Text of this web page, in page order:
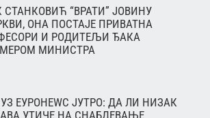
СТАНКОВИЋ “ВРАТИ” ЈОВИНУ
ОНА ПОСТАЈЕ ПРИВАТНА
И РОДИТЕЉИ ЂАКА
МИНИСТРА
ЕУРОНЕWС ЈУТРО: ДА ЛИ НИЗАК